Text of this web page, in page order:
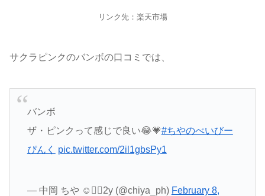
リンク先：楽天市場
サクラピンクのバンボの口コミでは、
バンボ
ザ・ピンクって感じで良い😂💗#ちやのべいびー
ぴんく
pic.twitter.com/2il1gbsPy1
— 中岡 ちや ︎︎︎︎︎︎︎☺︎❁⃘2y (@chiya_ph) February 8,